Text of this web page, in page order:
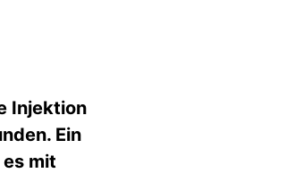
Injektion
Ein
mit